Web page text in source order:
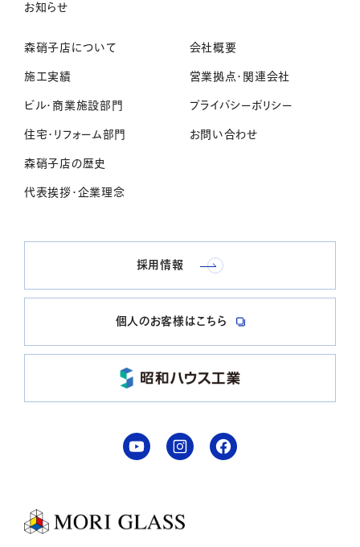
お知らせ
森硝子店について
施工実績
ビル・商業施設部門
住宅・リフォーム部門
森硝子店の歴史
代表挨拶・企業理念
会社概要
営業拠点・関連会社
プライバシーポリシー
お問い合わせ
採用情報
個人のお客様はこちら